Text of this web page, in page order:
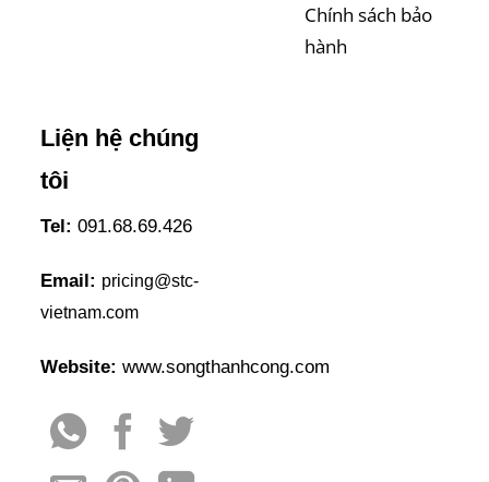
Chính sách bảo
hành
Liện hệ chúng
tôi
Tel: 091.68.69.426
Email: pricing@stc-
vietnam.com
Website:www.songthanhcong.com